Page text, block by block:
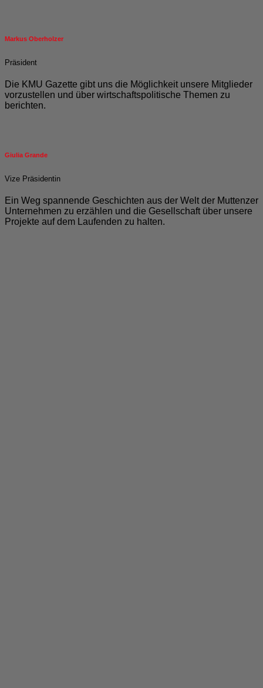
Markus Oberholzer
Präsident
Die KMU Gazette gibt uns die Möglichkeit unsere Mitglieder
vorzustellen und über wirtschaftspolitische Themen zu
berichten.
Giulia Grande
Vize Präsidentin
Ein Weg spannende Geschichten aus der Welt der Muttenzer
Unternehmen zu erzählen und die Gesellschaft über unsere
Projekte auf dem Laufenden zu halten.